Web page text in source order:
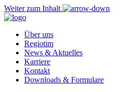
Weiter zum Inhalt
Über uns
Regiotim
News & Aktuelles
Karriere
Kontakt
Downloads & Formulare